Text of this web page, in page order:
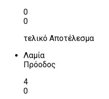
0
0
τελικό Αποτέλεσμα
Λαμία
Πρόοδος
4
0